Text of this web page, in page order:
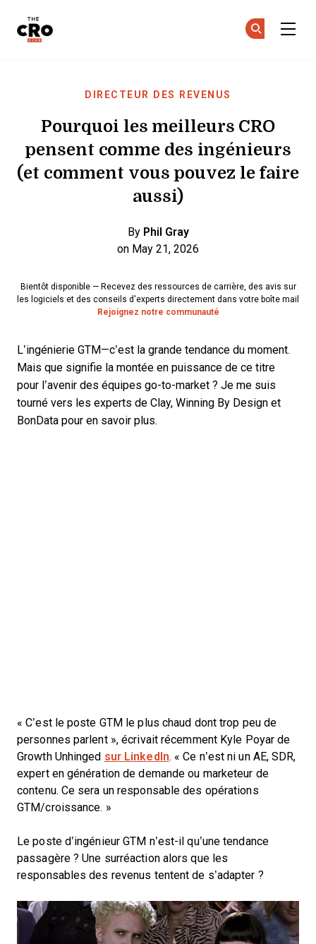
DIRECTEUR DES REVENUS
Pourquoi les meilleurs CRO
pensent comme des ingénieurs
(et comment vous pouvez le faire
aussi)
By Phil Gray
on May 21, 2026
Bientôt disponible — Recevez des ressources de carrière, des avis sur
les logiciels et des conseils d'experts directement dans votre boîte mail
Rejoignez notre communauté
L’ingénierie GTM—c’est la grande tendance du moment.
Mais que signifie la montée en puissance de ce titre
pour l’avenir des équipes go-to-market ? Je me suis
tourné vers les experts de Clay, Winning By Design et
BonData pour en savoir plus.
« C’est le poste GTM le plus chaud dont trop peu de
personnes parlent », écrivait récemment Kyle Poyar de
Growth Unhinged sur LinkedIn. « Ce n’est ni un AE, SDR,
expert en génération de demande ou marketeur de
contenu. Ce sera un responsable des opérations
GTM/croissance. »
Le poste d’ingénieur GTM n’est-il qu’une tendance
passagère ? Une surréaction alors que les
responsables des revenus tentent de s’adapter ?